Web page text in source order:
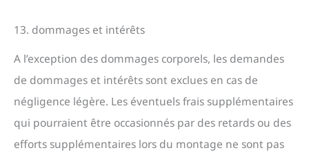
13. dommages et intérêts
A l’exception des dommages corporels, les demandes
de dommages et intérêts sont exclues en cas de
négligence légère. Les éventuels frais supplémentaires
qui pourraient être occasionnés par des retards ou des
efforts supplémentaires lors du montage ne sont pas